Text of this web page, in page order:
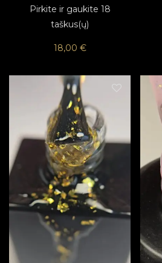
Pirkite ir gaukite 18
taškus(ų)
18,00 €